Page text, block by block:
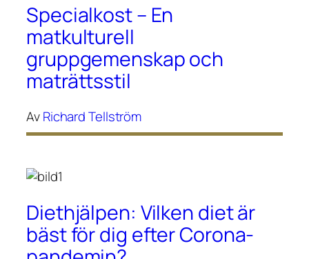
Specialkost – En
matkulturell
gruppgemenskap och
maträttsstil
AvRichard Tellström
Diethjälpen: Vilken diet är
bäst för dig efter Corona-